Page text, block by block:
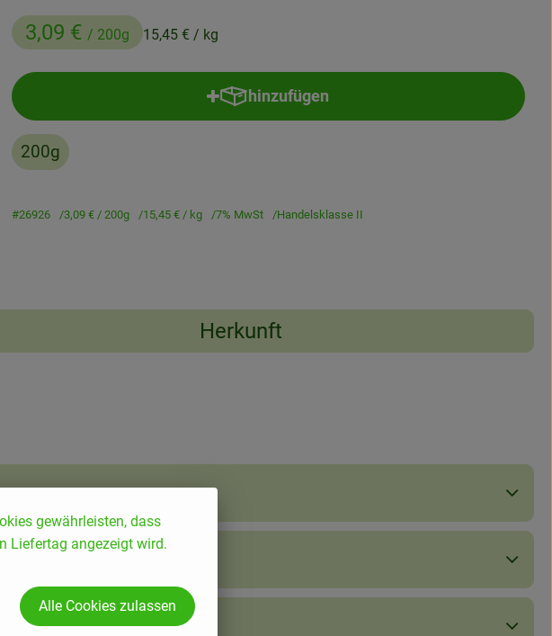
3,09 € / 200g 15,45 € / kg
hinzufügen
Produkt zum Warenkorb hinzufügen
200g
#26926 3,09 € / 200g 15,45 € / kg 7% MwSt Handelsklasse II
Herkunft
gewährleisten, dass
Liefertag angezeigt wird.
Alle Cookies zulassen